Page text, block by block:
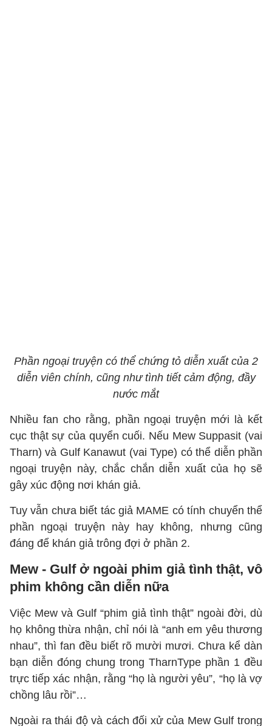
Phần ngoại truyện có thể chứng tỏ diễn xuất của 2
diễn viên chính, cũng như tình tiết cảm động, đầy
nước mắt
Nhiều fan cho rằng, phần ngoại truyện mới là kết
cục thật sự của quyển cuối. Nếu Mew Suppasit (vai
Tharn) và Gulf Kanawut (vai Type) có thể diễn phần
ngoại truyện này, chắc chắn diễn xuất của họ sẽ
gây xúc động nơi khán giả.
Tuy vẫn chưa biết tác giả MAME có tính chuyển thể
phần ngoại truyện này hay không, nhưng cũng
đáng để khán giả trông đợi ở phần 2.
Mew - Gulf ở ngoài phim giả tình thật, vô
phim không cần diễn nữa
Việc Mew và Gulf “phim giả tình thật” ngoài đời, dù
họ không thừa nhận, chỉ nói là “anh em yêu thương
nhau”, thì fan đều biết rõ mười mươi. Chưa kể dàn
bạn diễn đóng chung trong TharnType phần 1 đều
trực tiếp xác nhận, rằng “họ là người yêu”, “họ là vợ
chồng lâu rồi”…
Ngoài ra thái độ và cách đối xử của Mew Gulf trong